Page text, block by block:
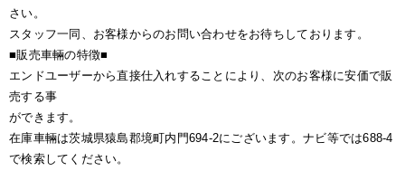
さい。
スタッフ一同、お客様からのお問い合わせをお待ちしております。
■販売車輛の特徴■
エンドユーザーから直接仕入れすることにより、次のお客様に安価で販
売する事
ができます。
在庫車輛は茨城県猿島郡境町内門694-2にございます。ナビ等では688-4
で検索してください。